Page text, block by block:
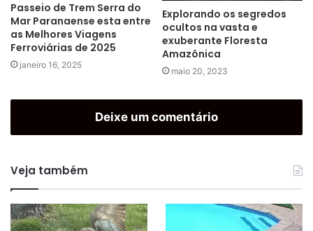
Passeio de Trem Serra do
Mar Paranaense esta entre
as Melhores Viagens
Ferroviárias de 2025
janeiro 16, 2025
Explorando os segredos
ocultos na vasta e
exuberante Floresta
Amazônica
maio 20, 2023
Deixe um comentário
Veja também